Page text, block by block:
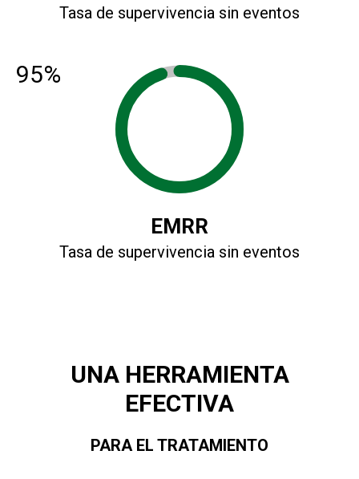
Tasa de supervivencia sin eventos
95%
EMRR
Tasa de supervivencia sin eventos
UNA HERRAMIENTA
EFECTIVA
PARA EL TRATAMIENTO